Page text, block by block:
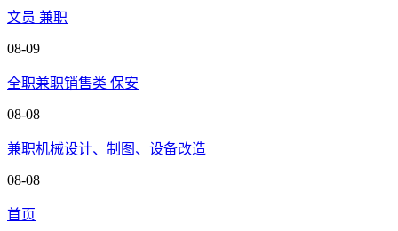
文员 兼职
08-09
全职兼职销售类 保安
08-08
兼职机械设计、制图、设备改造
08-08
首页